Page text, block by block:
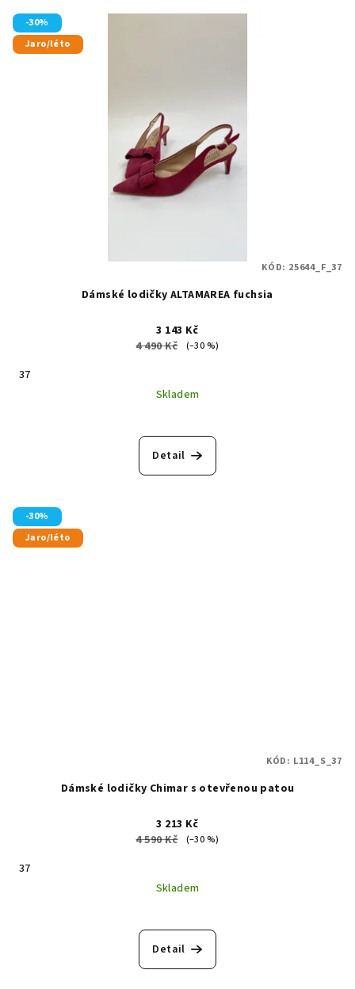
-30%
Jaro/léto
Dámské lodičky ALTAMAREA fuchsia
3 143 Kč
4 490 Kč
(–30 %)
37
Skladem
Detail
KÓD: 25644_F_37
-30%
Jaro/léto
Dámské lodičky Chimar s otevřenou patou
3 213 Kč
4 590 Kč
(–30 %)
37
Skladem
Detail
KÓD: L114_S_37